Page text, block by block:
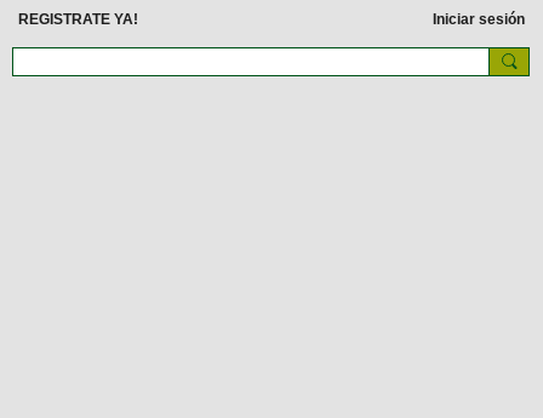
REGISTRATE YA! Iniciar sesión